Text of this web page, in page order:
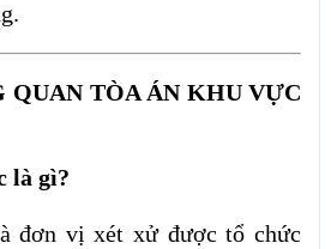
QUAN TÒA ÁN KHU VỰC
là gì?
đơn vị xét xử được tổ chức